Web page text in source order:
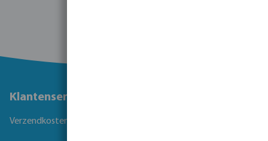
Klantenservice
Verzendkosten